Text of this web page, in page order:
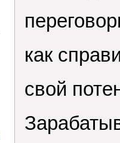
как
свой